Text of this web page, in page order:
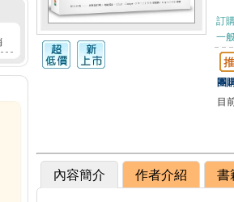
訂
一
團
目
內容簡介 作者介紹 書